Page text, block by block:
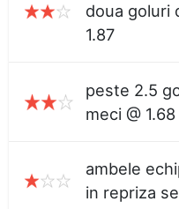
doua goluri
1.87
peste 2.5
meci @ 1.68
ambele
in repriza